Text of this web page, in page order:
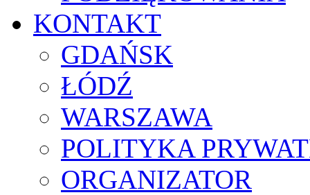
KONTAKT
GDAŃSK
ŁÓDŹ
WARSZAWA
POLITYKA
ORGANIZATOR